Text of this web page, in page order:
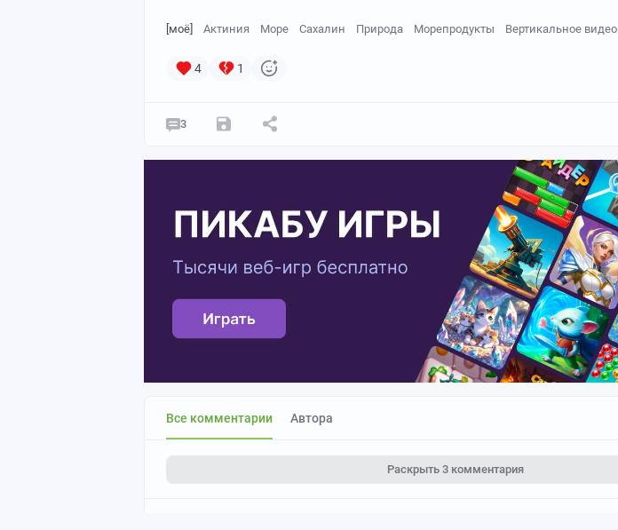
[моё] Актиния Море Сахалин Природа Морепродукты Вертикальное видео
4 1
3
Все комментарии Автора
Раскрыть 3 комментария